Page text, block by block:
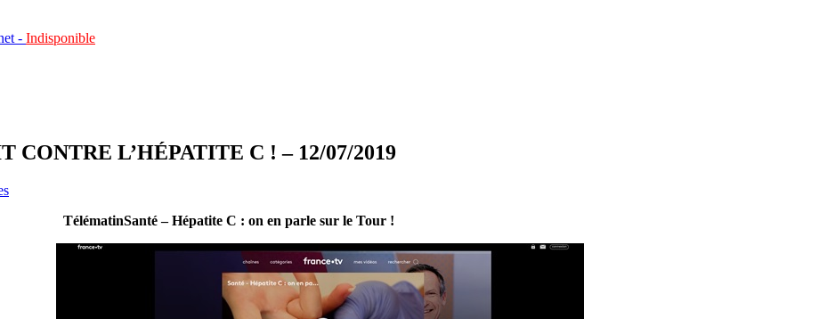
- Indisponible
CONTRE L’HÉPATITE C ! – 12/07/2019
TélématinSanté – Hépatite C : on en parle sur le Tour !